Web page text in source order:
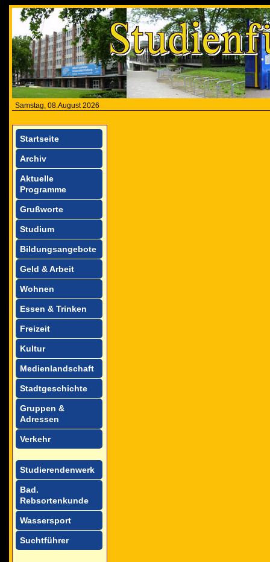
Samstag, 08.August 2026
Startseite
Archiv
Aktuelle
Programme
Grußworte
Studium
Bildungsangebote
Geld & Arbeit
Wohnen
Essen & Trinken
Freizeit
Kultur
Medienlandschaft
Stadtgeschichte
Gruppen &
Adressen
Verkehr
Studierendenwerk
Bad.
Rebsortenkunde
Wassersport
Suchtführer